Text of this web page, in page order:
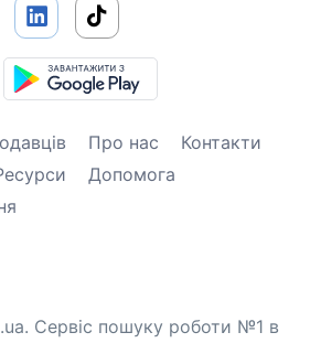
Про нас
Контакти
Допомога
Сервіс пошуку роботи №1 в